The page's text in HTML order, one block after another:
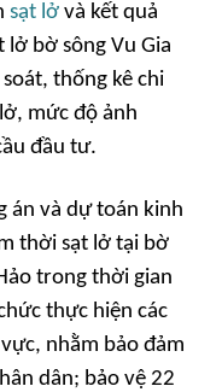
sạt lở và kết quả
lở bờ sông Vu Gia
thống kê chi
mức độ ảnh
đầu tư.
án và dự toán kinh
thời sạt lở tại bờ
trong thời gian
thực hiện các
nhằm bảo đảm
dân; bảo vệ 22